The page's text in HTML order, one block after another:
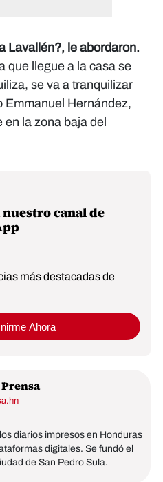
Lavallén?, le abordaron.
que llegue a la casa se
se va a tranquilizar
Emmanuel Hernández,
en la zona baja del
nuestro canal de
más destacadas de
Ahora
diarios impresos en Honduras
digitales. Se fundó el
de San Pedro Sula.